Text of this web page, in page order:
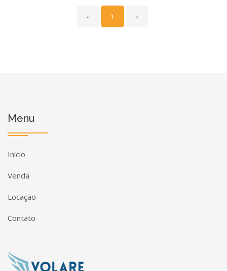
‹ 1 ›
Menu
Início
Venda
Locação
Contato
Página inicial